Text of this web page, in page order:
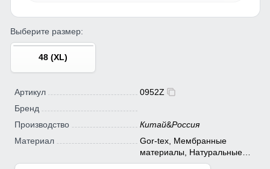
Выберите размер:
48 (XL)
Артикул
0952Z
Бренд
Производство
Китай&Россия
Материал
Gor-tex, Мембранные
материалы, Натуральные
материалы, Полиэстер,